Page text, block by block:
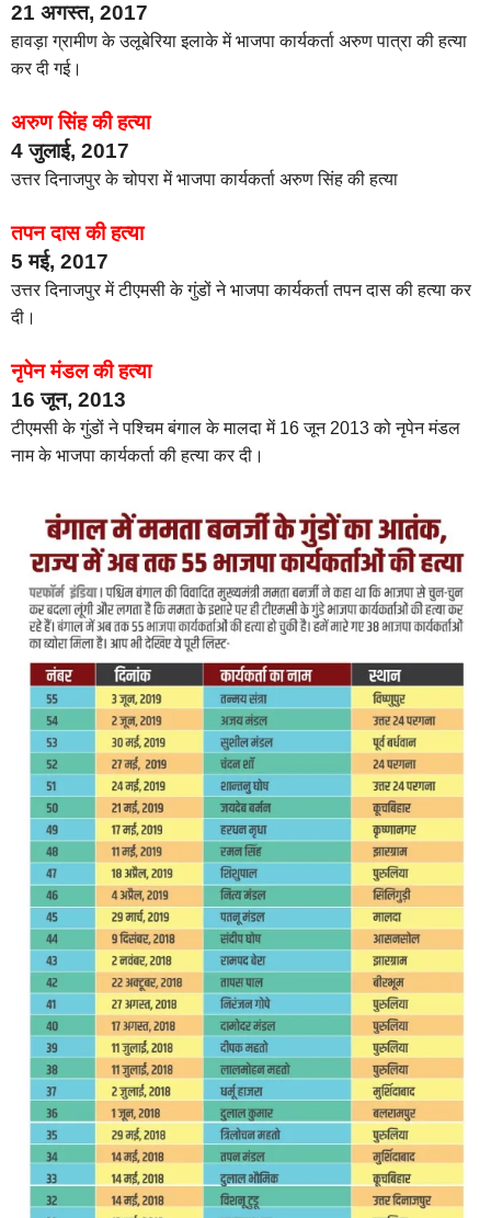
21 अगस्त, 2017
हावड़ा ग्रामीण के उलूबेरिया इलाके में भाजपा कार्यकर्ता अरुण पात्रा की हत्या
कर दी गई।
अरुण सिंह की हत्या
4 जुलाई, 2017
उत्तर दिनाजपुर के चोपरा में भाजपा कार्यकर्ता अरुण सिंह की हत्या
तपन दास की हत्या
5 मई, 2017
उत्तर दिनाजपुर में टीएमसी के गुंडों ने भाजपा कार्यकर्ता तपन दास की हत्या कर
दी।
नृपेन मंडल की हत्या
16 जून, 2013
टीएमसी के गुंडों ने पश्चिम बंगाल के मालदा में 16 जून 2013 को नृपेन मंडल
नाम के भाजपा कार्यकर्ता की हत्या कर दी।